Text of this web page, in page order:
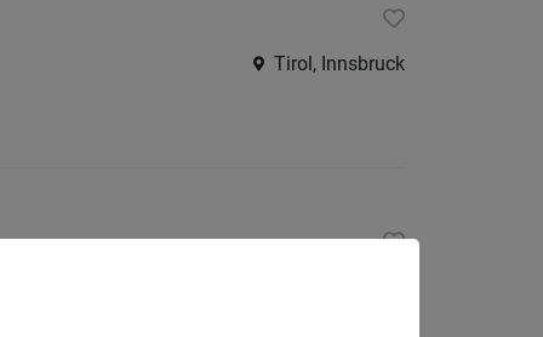
Tirol, Innsbruck